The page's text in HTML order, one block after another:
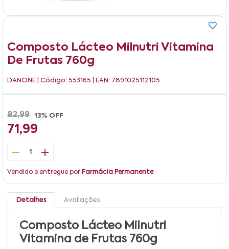
Composto Lácteo Milnutri Vitamina
De Frutas 760g
DANONE | Código: 553165 | EAN: 7891025112105
82,99 13% OFF
71,99
1
Vendido e entregue por Farmácia Permanente
Detalhes Avaliações
Composto Lácteo Milnutri
Vitamina de Frutas 760g